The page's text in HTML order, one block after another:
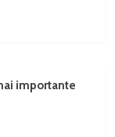
importante